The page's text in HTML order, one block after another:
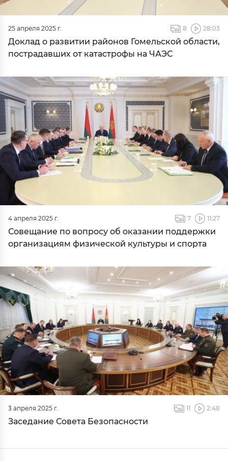
25 апреля 2025 г. 8 28:03
Доклад о развитии районов Гомельской области,
пострадавших от катастрофы на ЧАЭС
4 апреля 2025 г. 7 11:27
Совещание по вопросу об оказании поддержки
организациям физической культуры и спорта
3 апреля 2025 г. 11 2:48
Заседание Совета Безопасности